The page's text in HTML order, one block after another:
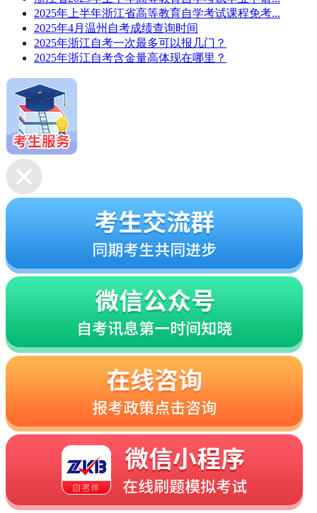
2025年上半年浙江省高等教育自学考试课程免考...
2025年4月温州自考成绩查询时间
2025年浙江自考一次最多可以报几门？
2025年浙江自考含金量高体现在哪里？